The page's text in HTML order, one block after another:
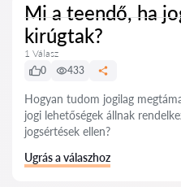
Mi a teendő, ha
kirúgtak?
1 Válasz
0
433
Hogyan tudom jogilag
jogi lehetőségek állnak
jogsértések ellen?
Ugrás a válaszhoz